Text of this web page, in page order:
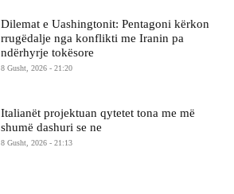
Dilemat e Uashingtonit: Pentagoni kërkon
rrugëdalje nga konflikti me Iranin pa
ndërhyrje tokësore
8 Gusht, 2026 - 21:20
Italianët projektuan qytetet tona me më
shumë dashuri se ne
8 Gusht, 2026 - 21:13